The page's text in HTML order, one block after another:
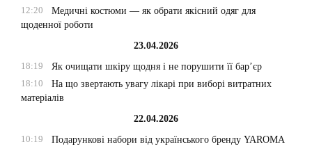
12:20
Медичні костюми — як обрати якісний одяг для
щоденної роботи
23.04.2026
18:19
Як очищати шкіру щодня і не порушити її бар’єр
18:10
На що звертають увагу лікарі при виборі витратних
матеріалів
22.04.2026
10:19
Подарункові набори від українського бренду YAROMA